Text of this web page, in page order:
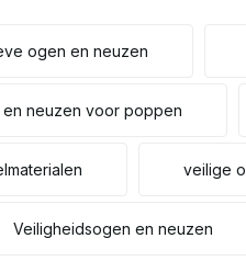
ogen en neuzen
neuzen voor poppen
veilige
Veiligheidsogen en neuzen